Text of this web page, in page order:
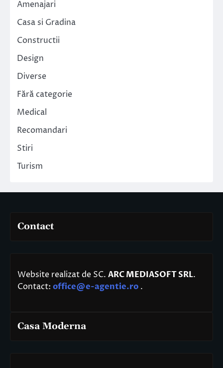
Amenajari
Casa si Gradina
Constructii
Design
Diverse
Fără categorie
Medical
Recomandari
Stiri
Turism
Contact
Website realizat de SC. ARC MEDIASOFT SRL.
Contact: office@e-agentie.ro .
Casa Moderna